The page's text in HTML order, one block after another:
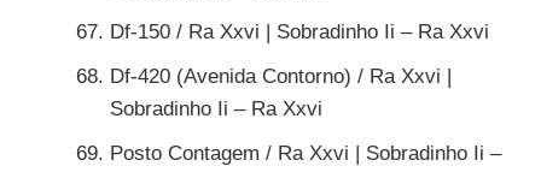
Df-150 / Ra Xxvi | Sobradinho Ii – Ra Xxvi
Df-420 (Avenida Contorno) / Ra Xxvi |
Sobradinho Ii – Ra Xxvi
Posto Contagem / Ra Xxvi | Sobradinho Ii –